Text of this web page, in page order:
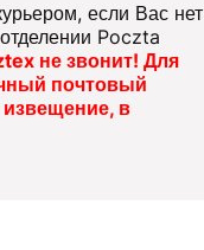
если Вас нет
Poczta
не звонит! Для
почтовый
извещение, в